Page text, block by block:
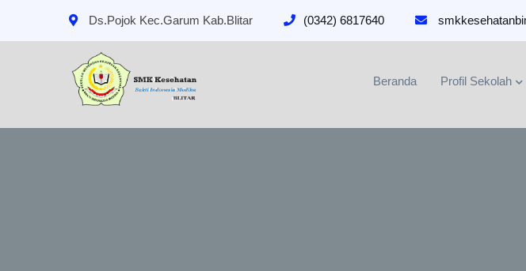
Ds.Pojok Kec.Garum Kab.Blitar (0342) 6817640
Beranda Profil Sekolah